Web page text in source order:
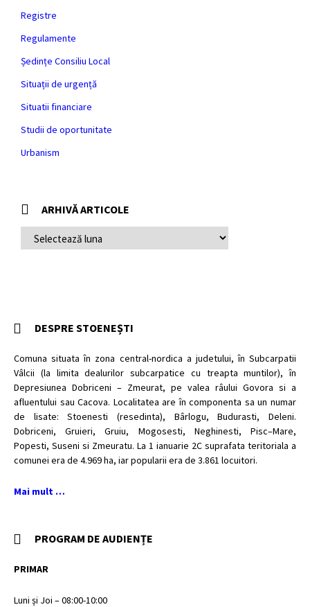
Registre
Regulamente
Ședințe Consiliu Local
Situații de urgență
Situatii financiare
Studii de oportunitate
Urbanism
ARHIVĂ ARTICOLE
ARTICOLE
DESPRE STOENEȘTI
Comuna situata în zona central-nordica a judetului, în Subcarpatii
Vâlcii (la limita dealurilor subcarpatice cu treapta muntilor), în
Depresiunea Dobriceni – Zmeurat, pe valea râului Govora si a
afluentului sau Cacova. Localitatea are în componenta sa un numar
de lisate: Stoenesti (resedinta), Bârlogu, Budurasti, Deleni.
Dobriceni, Gruieri, Gruiu, Mogosesti, Neghinesti, Pisc–Mare,
Popesti, Suseni si Zmeuratu. La 1 ianuarie 2C suprafata teritoriala a
comunei era de 4.969 ha, iar popularii era de 3.861 locuitori.
Mai mult …
PROGRAM DE AUDIENȚE
PRIMAR
Luni și Joi – 08:00-10:00